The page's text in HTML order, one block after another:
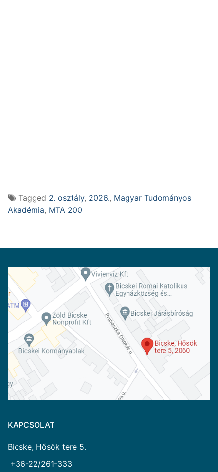
Tagged 2. osztály, 2026., Magyar Tudományos
Akadémia, MTA 200
KAPCSOLAT
Bicske, Hősök tere 5.
+36-22/261-333